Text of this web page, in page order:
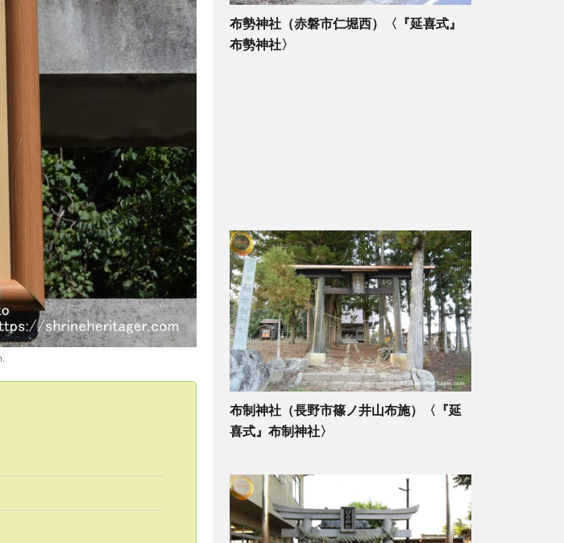
布勢神社（赤磐市仁堀西）〈『延喜式』
布勢神社〉
布制神社（長野市篠ノ井山布施）〈『延
喜式』布制神社〉